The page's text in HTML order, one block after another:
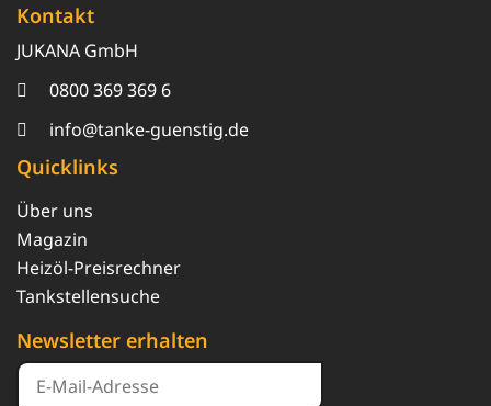
Kontakt
JUKANA GmbH
0800 369 369 6
info@tanke-guenstig.de
Quicklinks
Über uns
Magazin
Heizöl-Preisrechner
Tankstellensuche
Newsletter erhalten